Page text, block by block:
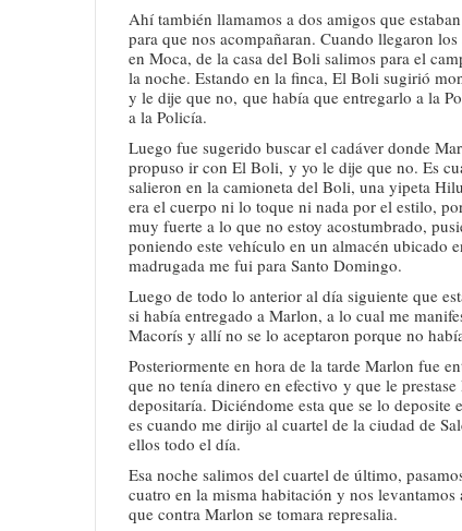
Ahí también llamamos a dos amigos que
para que nos acompañaran. Cuando llegaron
en Moca, de la casa del Boli salimos para el
la noche. Estando en la finca, El Boli sugirió
y le dije que no, que había que entregarlo a la
a la Policía.
Luego fue sugerido buscar el cadáver donde
propuso ir con El Boli, y yo le dije que no. Es
salieron en la camioneta del Boli, una yipeta
era el cuerpo ni lo toque ni nada por el estilo,
muy fuerte a lo que no estoy acostumbrado,
poniendo este vehículo en un almacén ubicado
madrugada me fui para Santo Domingo.
Luego de todo lo anterior al día siguiente que
si había entregado a Marlon, a lo cual me
Macorís y allí no se lo aceptaron porque no
Posteriormente en hora de la tarde Marlon fue
que no tenía dinero en efectivo y que le
depositaría. Diciéndome esta que se lo
es cuando me dirijo al cuartel de la ciudad de
ellos todo el día.
Esa noche salimos del cuartel de último,
cuatro en la misma habitación y nos
que contra Marlon se tomara represalia.